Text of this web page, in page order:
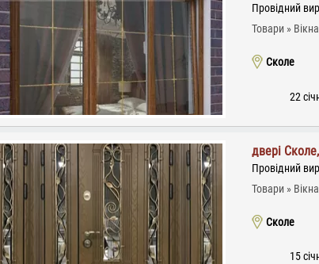
Провідний
Товари
Сколе
22
двері
Провідний
Товари
Сколе
15